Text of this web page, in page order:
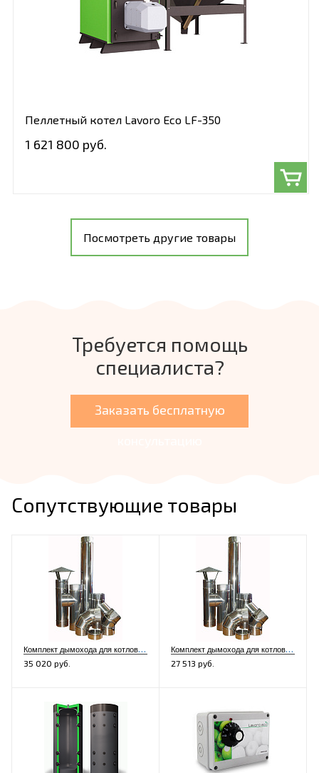
Пеллетный котел Lavoro Eco LF-350
1 621 800 руб.
Посмотреть другие товары
Требуется помощь
специалиста?
Заказать бесплатную
Сопутствующие товары
К
омплект дымохода для котлов L12-42, K12-32, XL12-32, LF12-42 LC12-32 (нерж./нерж.)
35 020 руб.
К
омплект дымохода для котлов L12-42, K12-32, XL12-32, LF12-42 LC12-32 (нерж./оц.)
27 513 руб.